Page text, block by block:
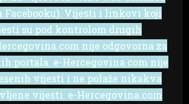
Facebooku). Vijesti i linkovi koji
su pod kontrolom drugih
nije odgovorna za
portala. e-Hercegovina.com nije
vijesti i ne polaže nikakva
vijesti. e-Hercegovina.com